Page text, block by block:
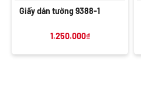
Giấy dán tường 9388-1
1.250.000₫